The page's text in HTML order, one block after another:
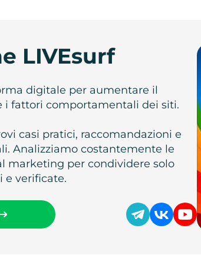
LIVEsurf
digitale per aumentare il
i fattori comportamentali dei siti.
casi pratici, raccomandazioni e
Analizziamo costantemente le
marketing per condividere solo
e verificate.